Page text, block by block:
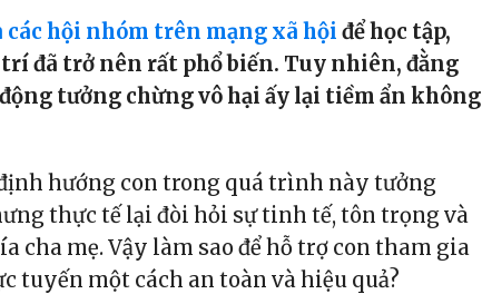
các hội nhóm trên mạng xã hội để học tập,
đã trở nên rất phổ biến. Tuy nhiên, đằng
tưởng chừng vô hại ấy lại tiềm ẩn không
hướng con trong quá trình này tưởng
thực tế lại đòi hỏi sự tinh tế, tôn trọng và
cha mẹ. Vậy làm sao để hỗ trợ con tham gia
tuyến một cách an toàn và hiệu quả?